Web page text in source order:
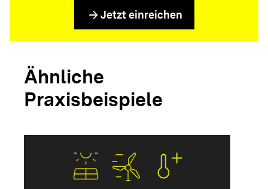
arrow_forward Jetzt einreichen
Ähnliche
Praxisbeispiele